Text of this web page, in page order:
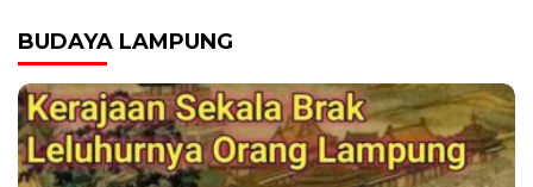
BUDAYA LAMPUNG